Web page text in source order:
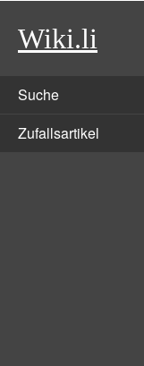
Wiki.li
Suche
Zufallsartikel